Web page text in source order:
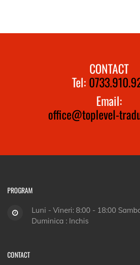
CONTACT
Tel:
Email:
office@toplevel-
PROGRAM
Luni - Vineri: 8:00 - 18:00
Duminica : Inchis
CONTACT